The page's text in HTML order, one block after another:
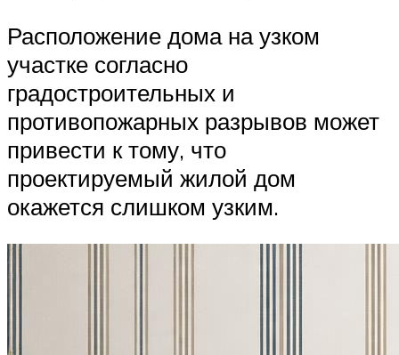
Расположение дома на узком
участке согласно
градостроительных и
противопожарных разрывов может
привести к тому, что
проектируемый жилой дом
окажется слишком узким.